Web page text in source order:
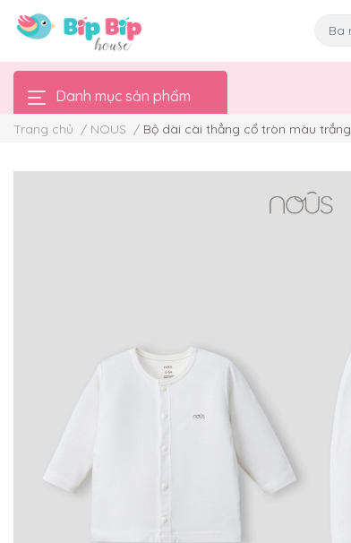
Danh mục sản phẩm
Trang chủ / NOUS / Bộ dài cài thẳng cổ tròn màu trắng